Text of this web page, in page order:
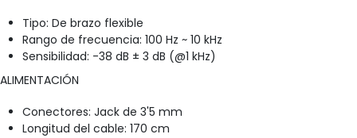
Tipo: De brazo flexible
Rango de frecuencia: 100 Hz ~ 10 kHz
Sensibilidad: -38 dB ± 3 dB (@1 kHz)
ALIMENTACIÓN
Conectores: Jack de 3'5 mm
Longitud del cable: 170 cm